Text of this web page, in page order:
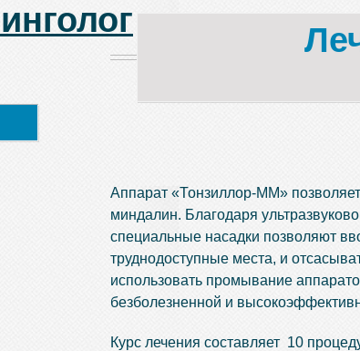
Аппарат «Тонзиллор-ММ»
миндалин. Благодаря
специальные насадки позволяют
труднодоступные места, и
использовать промывание
безболезненной и
Курс лечения составляет 10